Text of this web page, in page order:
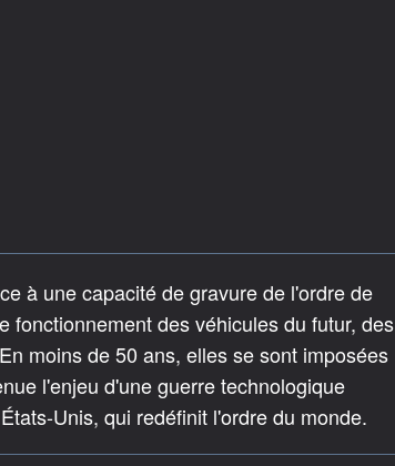
à une capacité de gravure de l'ordre de
fonctionnement des véhicules du futur, des
moins de 50 ans, elles se sont imposées
l'enjeu d'une guerre technologique
Unis, qui redéfinit l'ordre du monde.